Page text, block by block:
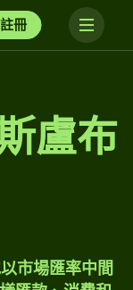
註冊
盧布
市場匯率中間